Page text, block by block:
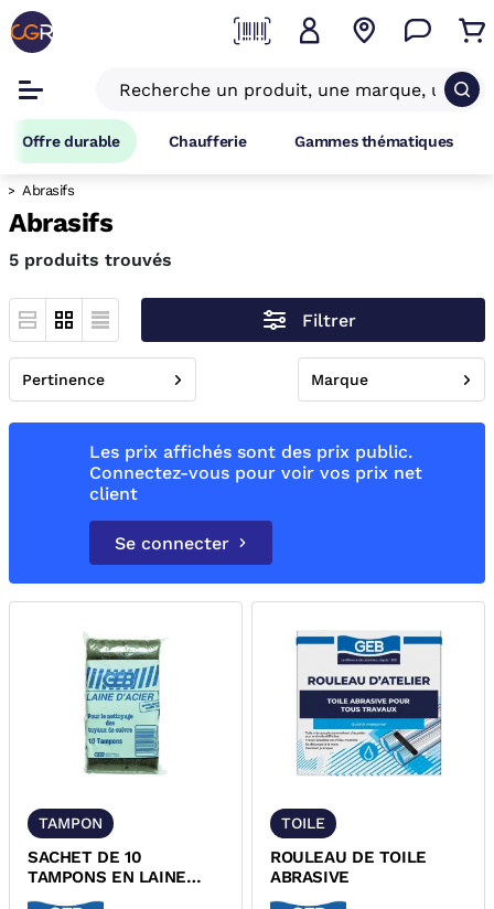
Offre durable Chaufferie Gammes thématiques
Abrasifs
Abrasifs
5 produits trouvés
Filtrer
Pertinence Marque
Les prix affichés sont des prix public.
Connectez-vous pour voir vos prix net
client
Se connecter
TAMPON
SACHET DE 10
TAMPONS EN LAINE
D'ACIER
TOILE
ROULEAU DE TOILE
ABRASIVE